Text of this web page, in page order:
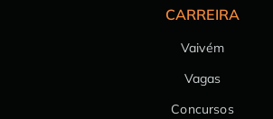
CARREIRA
Vaivém
Vagas
Concursos